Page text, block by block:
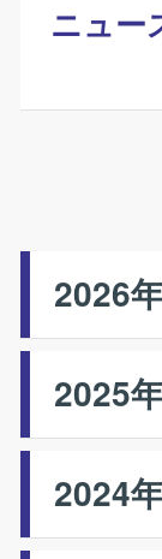
ニュー
2026
2025
2024